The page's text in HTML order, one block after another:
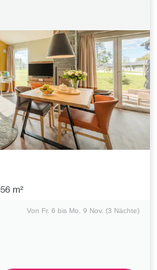
56 m²
Von Fr. 6 bis Mo. 9 Nov. (3 Nächte)